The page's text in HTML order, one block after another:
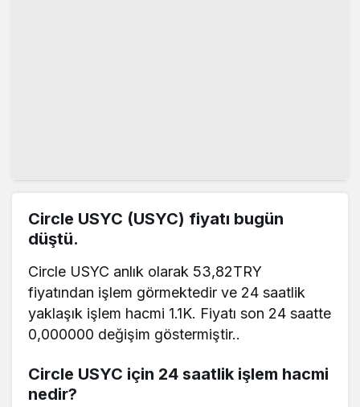
Circle USYC (USYC) fiyatı bugün
düştü.
Circle USYC anlık olarak 53,82TRY
fiyatından işlem görmektedir ve 24 saatlik
yaklaşık işlem hacmi 1.1K. Fiyatı son 24 saatte
0,000000 değişim göstermiştir..
Circle USYC için 24 saatlik işlem hacmi
nedir?